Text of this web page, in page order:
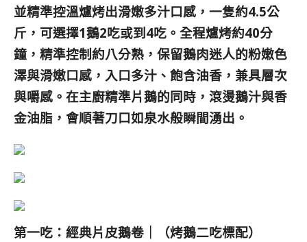
並精準控溫爐烤出滑嫩多汁口感，一隻約4.5公
斤，可選擇1鵝2吃或到4吃。全程爐烤約40分
鐘，精準控制約八分熟，保留鵝肉迷人的粉嫩色
澤與滑嫩口感，入口多汁、飽含油香，兼具層次
與嚼感。在主廚精準片鵝的同時，滾燙鵝汁與香
金油脂，會順著刀口如泉水般瞬間湧出。
第一吃：經典片皮鵝卷｜（烤鵝二吃標配）